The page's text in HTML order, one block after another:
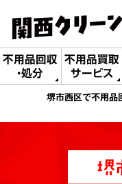
不用品回収
・処分
不用品買取
サービス
堺市西区で不用品
堺